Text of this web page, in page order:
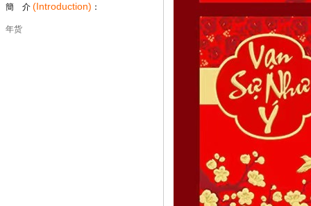
簡 介 (Introduction) ：
年货